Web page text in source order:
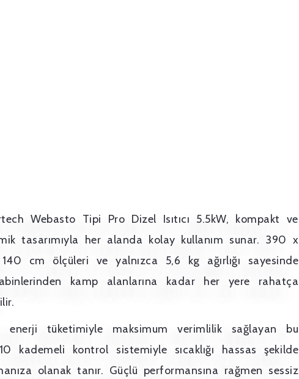
Webasto Tipi Pro Dizel Isıtıcı 5.5kW, kompakt ve
tasarımıyla her alanda kolay kullanım sunar. 390 x
cm ölçüleri ve yalnızca 5,6 kg ağırlığı sayesinde
kamp alanlarına kadar her yere rahatça
enerji tüketimiyle maksimum verimlilik sağlayan bu
10 kademeli kontrol sistemiyle sıcaklığı hassas şekilde
olanak tanır. Güçlü performansına rağmen sessiz